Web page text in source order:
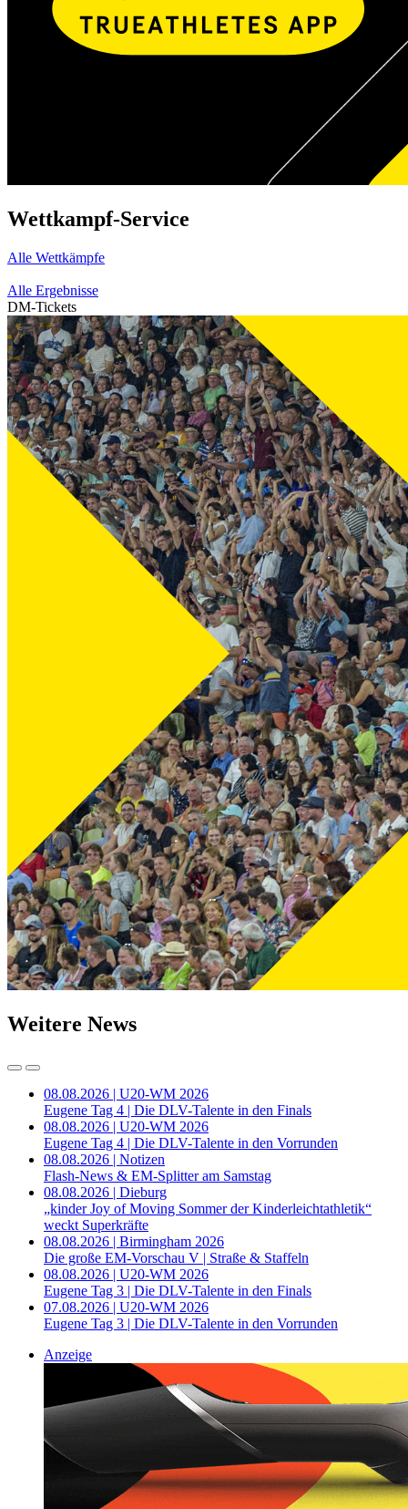
Wettkampf-Service
Alle Wettkämpfe
Alle Ergebnisse
DM-Tickets
Weitere News
08.08.2026 | U20-WM 2026
Eugene Tag 4 | Die DLV-Talente in den Finals
08.08.2026 | U20-WM 2026
Eugene Tag 4 | Die DLV-Talente in den Vorrunden
08.08.2026 | Notizen
Flash-News & EM-Splitter am Samstag
08.08.2026 | Dieburg
„kinder Joy of Moving Sommer der Kinderleichtathletik“
weckt Superkräfte
08.08.2026 | Birmingham 2026
Die große EM-Vorschau V | Straße & Staffeln
08.08.2026 | U20-WM 2026
Eugene Tag 3 | Die DLV-Talente in den Finals
07.08.2026 | U20-WM 2026
Eugene Tag 3 | Die DLV-Talente in den Vorrunden
Anzeige